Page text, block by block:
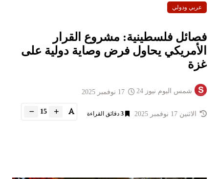
عربي ودولي
فصائل فلسطينية: مشروع القرار
الأمريكي يحاول فرض وصاية دولية على
غزة
شمس اليوم نيوز 24
الاثنين 17 نوفمبر 2025 3 دقائق القراءة 15